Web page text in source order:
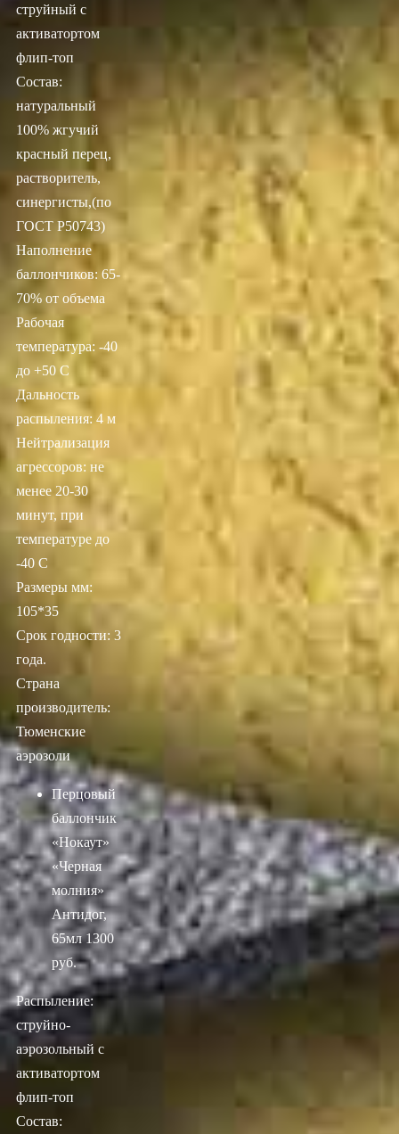
струйный с
активатортом
флип-топ
Состав:
натуральный
100% жгучий
красный перец,
растворитель,
синергисты,(по
ГОСТ Р50743)
Наполнение
баллончиков: 65-
70% от объема
Рабочая
температура: -40
до +50 С
Дальность
распыления: 4 м
Нейтрализация
агрессоров: не
менее 20-30
минут, при
температуре до
-40 С
Размеры мм:
105*35
Срок годности: 3
года.
Страна
производитель:
Тюменские
аэрозоли
Перцовый
баллончик
«Нокаут»
«Черная
молния»
Антидог,
65мл 1300
руб.
Распыление:
струйно-
аэрозольный с
активатортом
флип-топ
Состав: